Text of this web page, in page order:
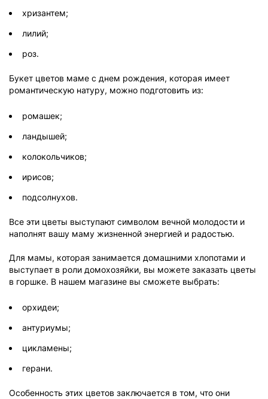
хризантем;
лилий;
роз.
Букет цветов маме с днем рождения, которая имеет
романтическую натуру, можно подготовить из:
ромашек;
ландышей;
колокольчиков;
ирисов;
подсолнухов.
Все эти цветы выступают символом вечной молодости и
наполнят вашу маму жизненной энергией и радостью.
Для мамы, которая занимается домашними хлопотами и
выступает в роли домохозяйки, вы можете заказать цветы
в горшке. В нашем магазине вы сможете выбрать:
орхидеи;
антуриумы;
цикламены;
герани.
Особенность этих цветов заключается в том, что они